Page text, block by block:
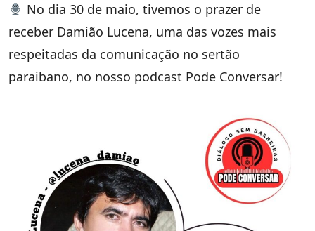
No dia 30 de maio, tivemos o prazer de
receber Damião Lucena, uma das vozes mais
respeitadas da comunicação no sertão
paraibano, no nosso podcast Pode Conversar!